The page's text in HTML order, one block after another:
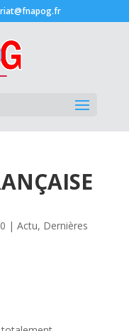
| Actu, Dernières